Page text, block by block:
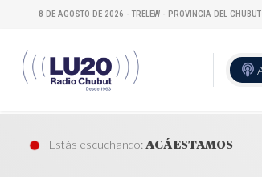
8 DE AGOSTO DE 2026 - TRELEW - PROVINCIA DEL CHUBUT
Estás escuchando: ACÁ ESTAMOS